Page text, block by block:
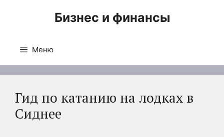
Бизнес и финансы
Меню
Гид по катанию на лодках в
Сиднее